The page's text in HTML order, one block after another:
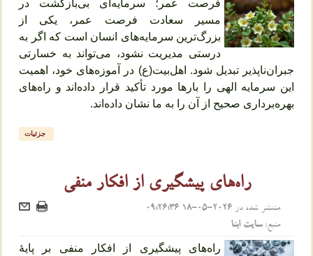
فرصت عمر؛ سرمایه‌ای بی‌بازگشت در
مسیر سعادت فرصت عمر، یکی از
بزرگ‌ترین سرمایه‌های انسان است که اگر به
درستی مدیریت نشود، می‌تواند به خسارتی
جبران‌ناپذیر تبدیل شود. اهل‌بیت(ع) در آموزه‌های خود، اهمیت
این سرمایه الهی را بارها مورد تأکید قرار داده‌اند و راه‌های
بهره‌برداری صحیح از آن را به ما نشان داده‌اند.
جزئیات
راه‌های پیشگیری از افکار منفی
منتشر شده در 2026-05-18 09:26:36
منبع:سایت ابنا
راه‌های پیشگیری از افکار منفی بر پایهٔ